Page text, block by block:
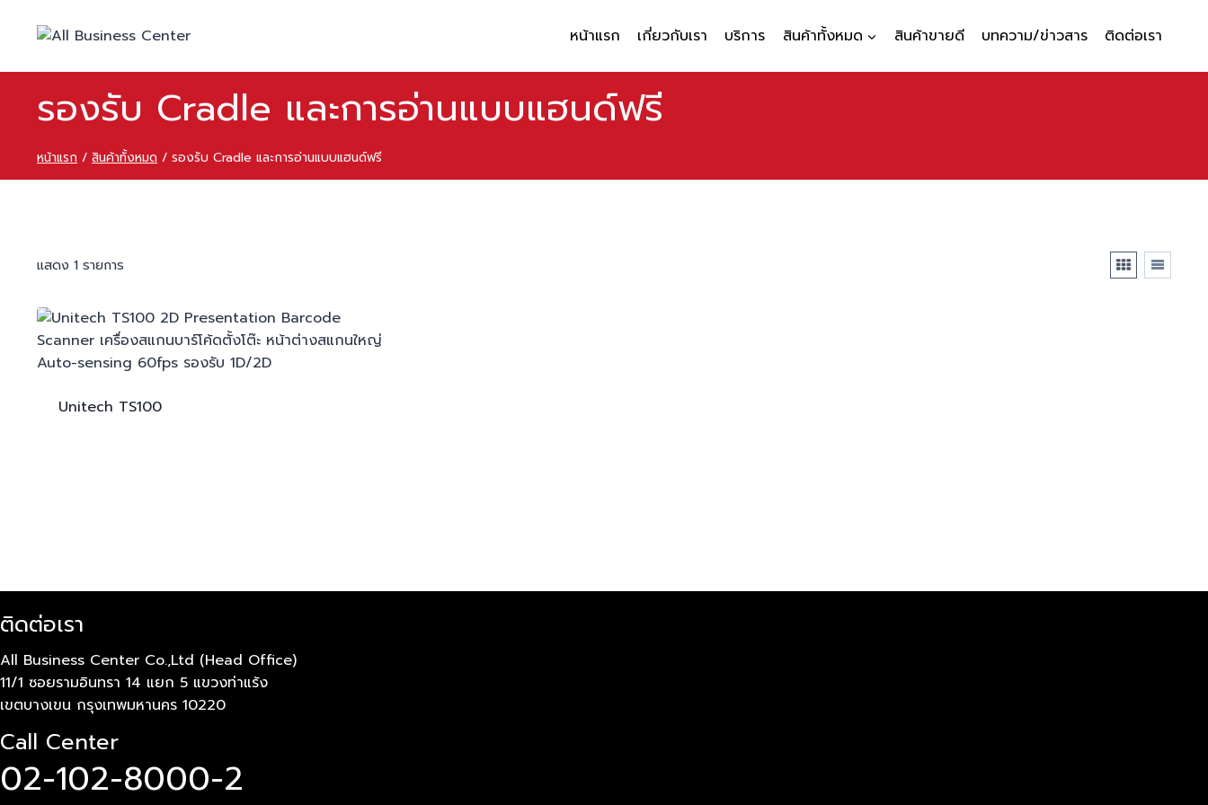
หน้าแรก เกี่ยวกับเรา บริการ สินค้าทั้งหมด สินค้าขายดี บทความ/ข่าวสาร ติดต่อเรา
รองรับ Cradle และการอ่านแบบแฮนด์ฟรี
หน้าแรก / สินค้าทั้งหมด / รองรับ Cradle และการอ่านแบบแฮนด์ฟรี
แสดง 1 รายการ
Unitech TS100
ติดต่อเรา
All Business Center Co.,Ltd (Head Office)
11/1 ซอยรามอินทรา 14 แยก 5 แขวงท่าแร้ง
เขตบางเขน กรุงเทพมหานคร 10220
Call Center
02-102-8000-2